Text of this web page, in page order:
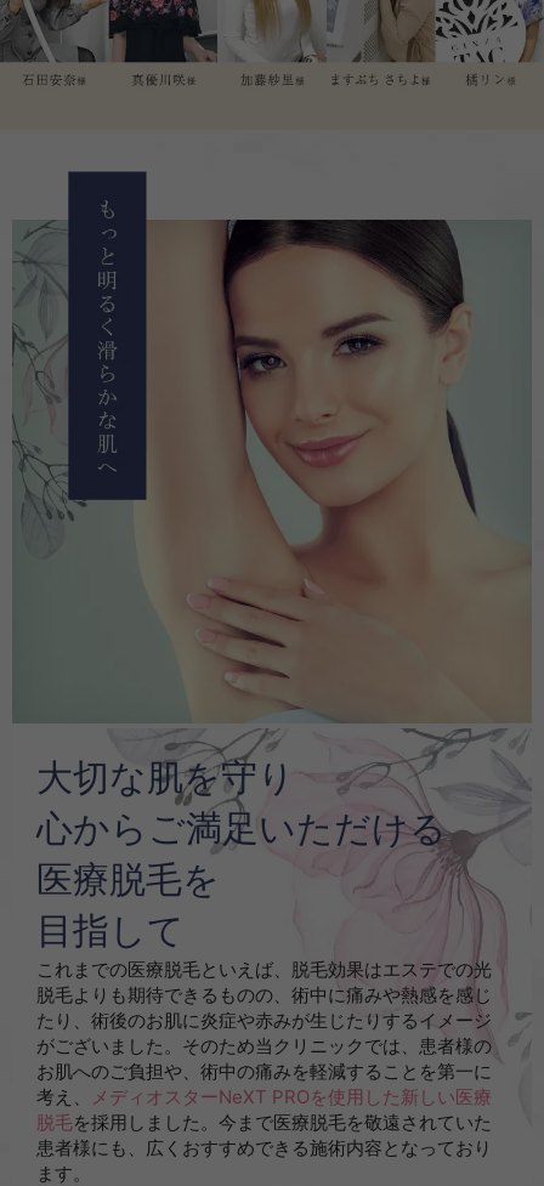
大切な肌を守り
心からご満足いただける
医療脱毛を
目指して
これまでの医療脱毛といえば、脱毛効果はエステでの光
脱毛よりも期待できるものの、術中に痛みや熱感を感じ
たり、術後のお肌に炎症や赤みが生じたりするイメージ
がございました。そのため当クリニックでは、患者様の
お肌へのご負担や、術中の痛みを軽減することを第一に
考え、
メディオスターNeXT PROを使用した新しい医療
脱毛を採用しました。今まで医療脱毛を敬遠されていた
患者様にも、広くおすすめできる施術内容となっており
ます。